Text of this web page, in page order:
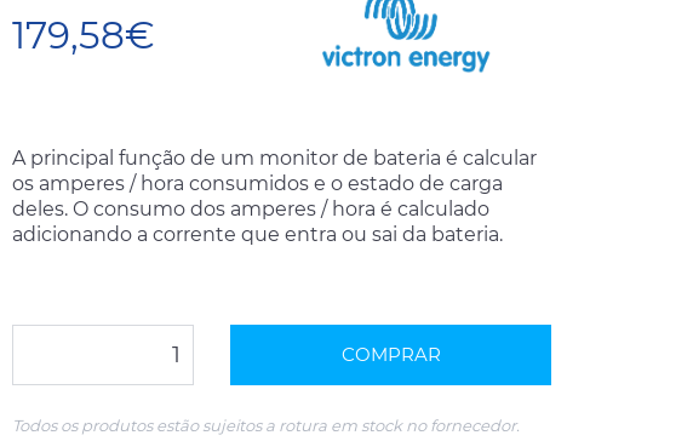
179,58€
A principal função de um monitor de bateria é calcular
os amperes / hora consumidos e o estado de carga
deles. O consumo dos amperes / hora é calculado
adicionando a corrente que entra ou sai da bateria.
COMPRAR
Todos os produtos estão sujeitos a rotura em stock no fornecedor.